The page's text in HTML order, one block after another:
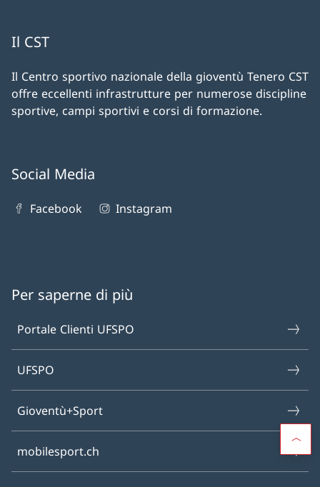
Il CST
Il Centro sportivo nazionale della gioventù Tenero CST
offre eccellenti infrastrutture per numerose discipline
sportive, campi sportivi e corsi di formazione.
Social Media
Facebook Instagram
Per saperne di più
Portale Clienti UFSPO
UFSPO
Gioventù+Sport
mobilesport.ch